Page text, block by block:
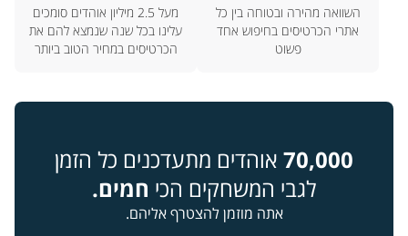
השוואה מהירה ובטוחה בין כל
אתרי הכרטיסים בחיפוש אחד
פשוט
מעל 2.5 מיליון אוהדים סומכים
עלינו בכל שנה שנמצא להם את
הכרטיסים במחיר הטוב ביותר
70,000 אוהדים מתעדכנים כל הזמן
לגבי המשחקים הכי חמים.
אתה מוזמן להצטרף אליהם.